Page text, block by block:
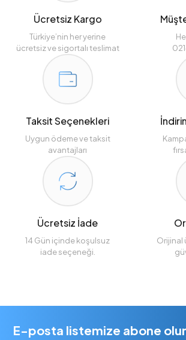
Ücretsiz Kargo
Türkiye’nin her yerine
ücretsiz ve sigortalı teslimat
Taksit Seçenekleri
Uygun ödeme ve taksit
avantajları
Ücretsiz İade
14 Gün içinde koşulsuz
iade seçeneği.
Orijinal
E-posta listemize abone